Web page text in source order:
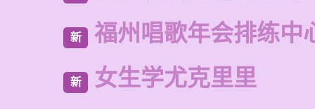
新 福州唱歌年会排练中
新 女生学尤克里里